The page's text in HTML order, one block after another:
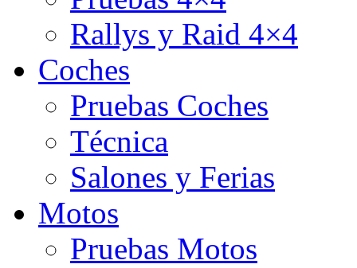
Rallys y Raid 4×4
Coches
Pruebas Coches
Técnica
Salones y Ferias
Motos
Pruebas Motos